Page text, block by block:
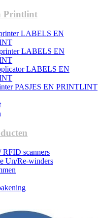
Printlint
LABELS EN
LABELS EN
LABELS EN
PASJES EN PRINTLINT
RFID scanners
Un/Re-winders